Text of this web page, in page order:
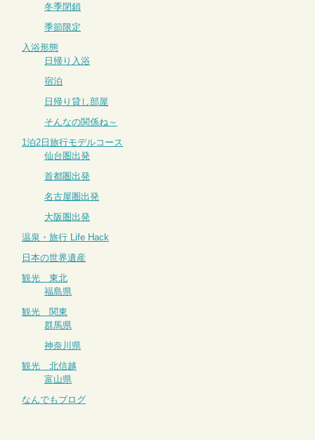
冬季閉鎖
季節限定
入浴形態
日帰り入浴
宿泊
日帰り貸し部屋
そんなの関係ね～
1泊2日旅行モデルコース
仙台圏出発
首都圏出発
名古屋圏出発
大阪圏出発
温泉・旅行 Life Hack
日本の世界遺産
観光 東北
福島県
観光 関東
群馬県
神奈川県
観光 北信越
富山県
なんでもブログ